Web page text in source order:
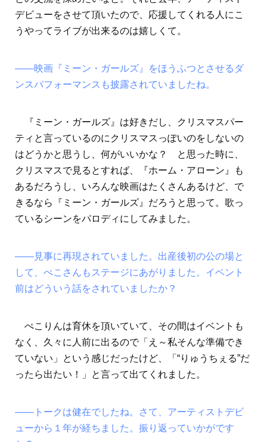
デビューをさせて頂いたので、応援してくれる人にこ
うやってライブが出来るのは嬉しくて。
――映画『ミーン・ガールズ』をほうふつとさせるダ
ンスパフォーマンスも披露されていましたね。
『ミーン・ガールズ』は好きだし、クリスマスパー
ティと言っているのにクリスマスっぽいのをしないの
はどうかと思うし、何がいいかな？ と思った時に、
クリスマスで見るとすれば、『ホーム・アローン』も
あるだろうし、いろんな映画はたくさんあるけど、で
きるなら『ミーン・ガールズ』だろうと思って。歌っ
ているシーンをパロディにしてみました。
――見事に再現されていました。出産後初の公の場と
して、ぺこさんもステージにあがりました。イベント
前はどういう話をされていましたか？
ぺこりんは育休を頂いていて、その間はイベントも
なく、久々に人前に出るので「え～私そんな準備でき
ていない」という感じだったけど、「“りゅうちぇる”だ
ったら出たい！」と言って出てくれました。
――トークは健在でしたね。さて、アーティストデビ
ューから１年が経ちました。振り返っていかがです